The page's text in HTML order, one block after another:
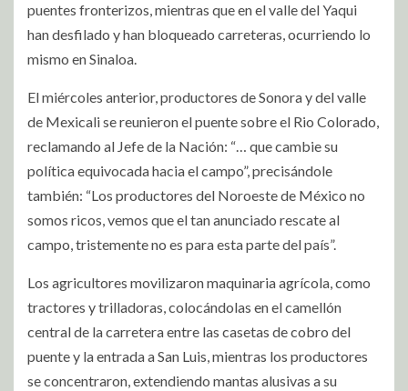
puentes fronterizos, mientras que en el valle del Yaqui
han desfilado y han bloqueado carreteras, ocurriendo lo
mismo en Sinaloa.
El miércoles anterior, productores de Sonora y del valle
de Mexicali se reunieron el puente sobre el Rio Colorado,
reclamando al Jefe de la Nación: “… que cambie su
política equivocada hacia el campo”, precisándole
también: “Los productores del Noroeste de México no
somos ricos, vemos que el tan anunciado rescate al
campo, tristemente no es para esta parte del país”.
Los agricultores movilizaron maquinaria agrícola, como
tractores y trilladoras, colocándolas en el camellón
central de la carretera entre las casetas de cobro del
puente y la entrada a San Luis, mientras los productores
se concentraron, extendiendo mantas alusivas a su